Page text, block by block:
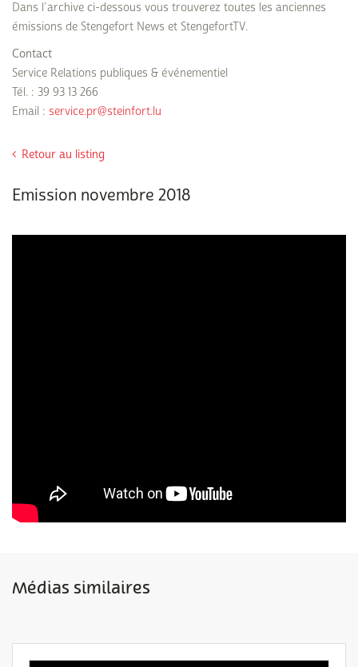
Dans l’archive ci-dessous vous trouverez toutes les anciennes
émissions de Stengefort News et StengefortTV.
Contact
Service Relations publiques & événementiel
Tél. : 39 93 13 266
Email : service.pr@steinfort.lu
Retour au listing
Emission novembre 2018
Médias similaires